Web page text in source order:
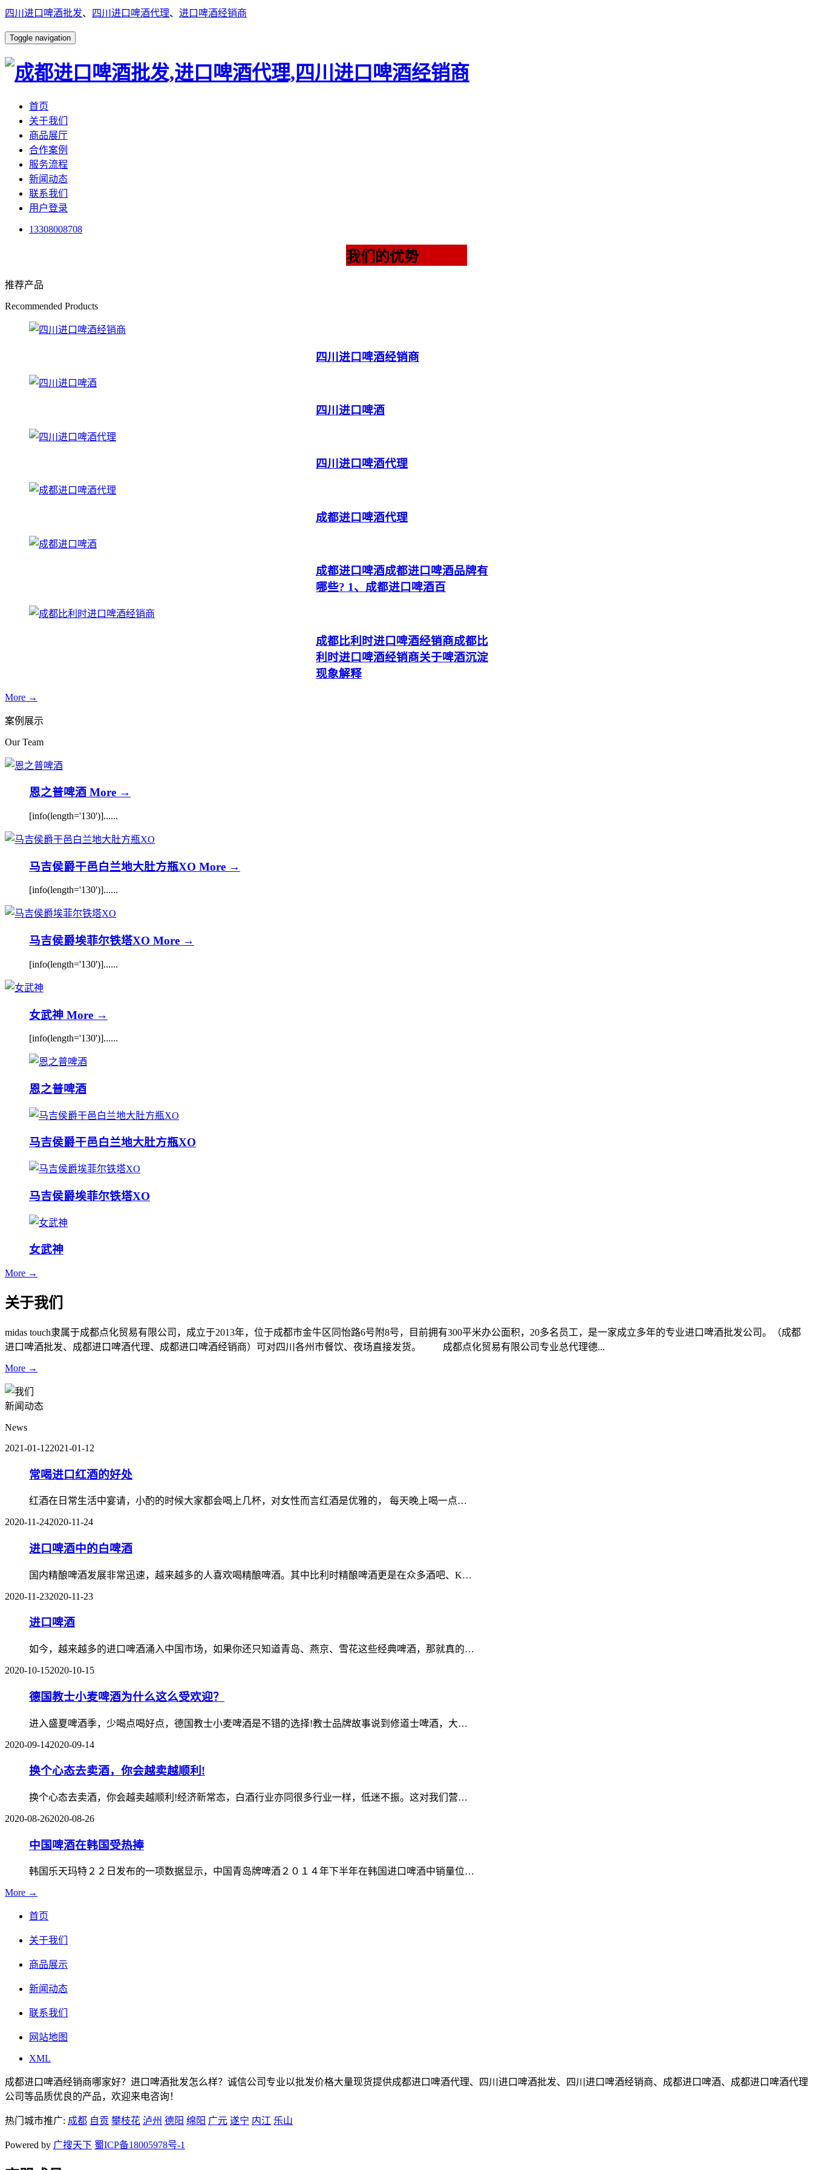
四川进口啤酒批发、 四川进口啤酒代理、 进口啤酒经销商
Toggle navigation
首页
关于我们
商品展厅
合作案例
服务流程
新闻动态
联系我们
用户登录
13308008708
我们的优势
推荐产品
Recommended Products
四川进口啤酒经销商
四川进口啤酒
四川进口啤酒代理
成都进口啤酒代理
成都进口啤酒成都进口啤酒品牌有
哪些? 1、成都进口啤酒百
成都比利时进口啤酒经销商成都比
利时进口啤酒经销商关于啤酒沉淀
现象解释
More →
案例展示
Our Team
恩之普啤酒 More →
[info(length='130')]......
马吉侯爵干邑白兰地大肚方瓶XO More →
[info(length='130')]......
马吉侯爵埃菲尔铁塔XO More →
[info(length='130')]......
女武神 More →
[info(length='130')]......
恩之普啤酒
马吉侯爵干邑白兰地大肚方瓶XO
马吉侯爵埃菲尔铁塔XO
女武神
More →
关于我们
midas touch隶属于成都点化贸易有限公司，成立于2013年，位于成都市金牛区同怡路6号附8号，目前拥有300平米办公面积，20多名员工，是一家成立多年的专业进口啤酒批发公司。（成都
进口啤酒批发、成都进口啤酒代理、成都进口啤酒经销商）可对四川各州市餐饮、夜场直接发货。 成都点化贸易有限公司专业总代理德...
More →
新闻动态
News
2021-01-122021-01-12
常喝进口红酒的好处
红酒在日常生活中宴请，小酌的时候大家都会喝上几杯，对女性而言红酒是优雅的， 每天晚上喝一点…
2020-11-242020-11-24
进口啤酒中的白啤酒
国内精酿啤酒发展非常迅速，越来越多的人喜欢喝精酿啤酒。其中比利时精酿啤酒更是在众多酒吧、K…
2020-11-232020-11-23
进口啤酒
如今，越来越多的进口啤酒涌入中国市场，如果你还只知道青岛、燕京、雪花这些经典啤酒，那就真的…
2020-10-152020-10-15
德国教士小麦啤酒为什么这么受欢迎？
进入盛夏啤酒季，少喝点喝好点，德国教士小麦啤酒是不错的选择!教士品牌故事说到修道士啤酒，大…
2020-09-142020-09-14
换个心态去卖酒，你会越卖越顺利!
换个心态去卖酒，你会越卖越顺利!经济新常态，白酒行业亦同很多行业一样，低迷不振。这对我们营…
2020-08-262020-08-26
中国啤酒在韩国受热捧
韩国乐天玛特２２日发布的一项数据显示，中国青岛牌啤酒２０１４年下半年在韩国进口啤酒中销量位…
More →
首页
关于我们
商品展示
新闻动态
联系我们
网站地图
XML
成都进口啤酒经销商哪家好？进口啤酒批发怎么样？诚信公司专业以批发价格大量现货提供成都进口啤酒代理、四川进口啤酒批发、四川进口啤酒经销商、成都进口啤酒、成都进口啤酒代理
公司等品质优良的产品，欢迎来电咨询！
热门城市推广: 成都 自贡 攀枝花 泸州 德阳 绵阳 广元 遂宁 内江 乐山
Powered by 广搜天下 蜀ICP备18005978号-1